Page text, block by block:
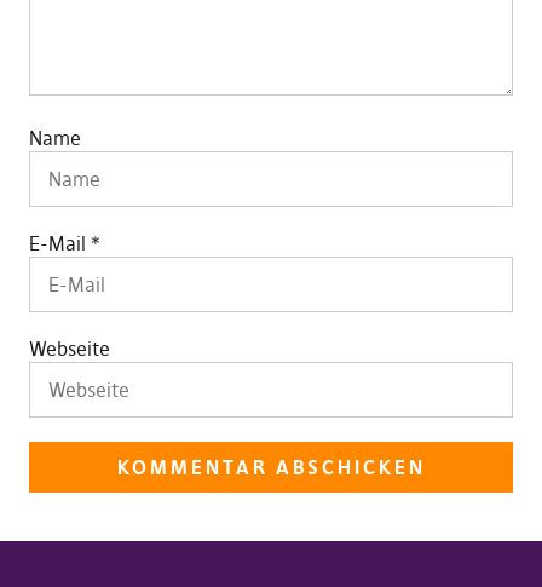
Name
E-Mail *
Webseite